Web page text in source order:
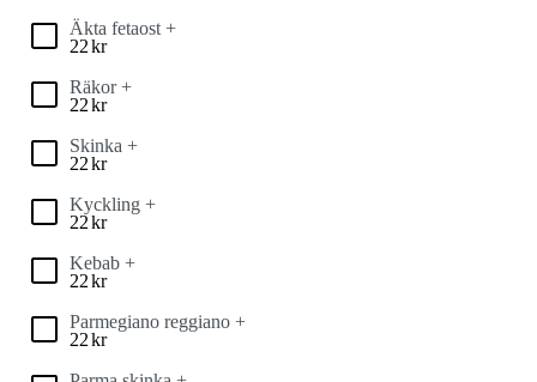
Äkta fetaost +
22kr
Räkor +
22kr
Skinka +
22kr
Kyckling +
22kr
Kebab +
22kr
Parmegiano reggiano +
22kr